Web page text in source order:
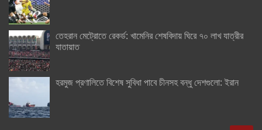
তেহরান মেট্রোতে রেকর্ড: খামেনির শেষবিদায় ঘিরে ৭০ লাখ যাত্রীর
যাতায়াত
হরমুজ প্রণালিতে বিশেষ সুবিধা পাবে চীনসহ বন্ধু দেশগুলো: ইরান